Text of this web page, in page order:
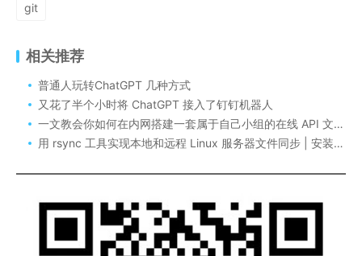
git
相关推荐
普通人玩转ChatGPT 几种方式
又花了半个小时将 ChatGPT 接入了钉钉机器人
一文教会你如何在内网搭建一套属于自己小组的在线 API 文档？
用 rsync 工具实现本地和远程 Linux 服务器文件同步 | 安装和基本操作指南